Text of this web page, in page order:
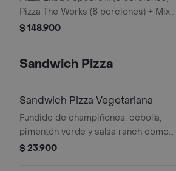
Pizza The Works (8 porciones) + Mix
Antojos y acompañado de 2 Coca
Pepperoncini.
$ 148.900
Sandwich Pizza
Sandwich Pizza Vegetariana
Fundido de champiñones, cebolla,
pimentón verde y salsa ranch como
base. No incluye salsa de ajo, llevala
$ 23.900